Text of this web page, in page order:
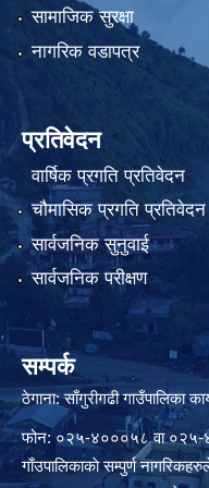
सामाजिक सुरक्षा
नागरिक वडापत्र
प्रतिवेदन
वार्षिक प्रगति प्रतिवेदन
चौमासिक प्रगति प्रतिवेदन
सार्वजनिक सुनुवाई
सार्वजनिक परीक्षण
सम्पर्क
ठेगाना: साँगुरीगढी गाउँपालिका
फोन: ०२५-४०००५८
गाँउपालिकाकाे सम्पुर्ण